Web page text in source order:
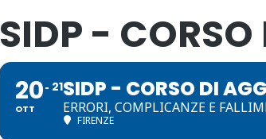
SIDP -
20
OTT
21SIDP - CORSO DI
ERRORI, COMPLICANZE E
FIRENZE